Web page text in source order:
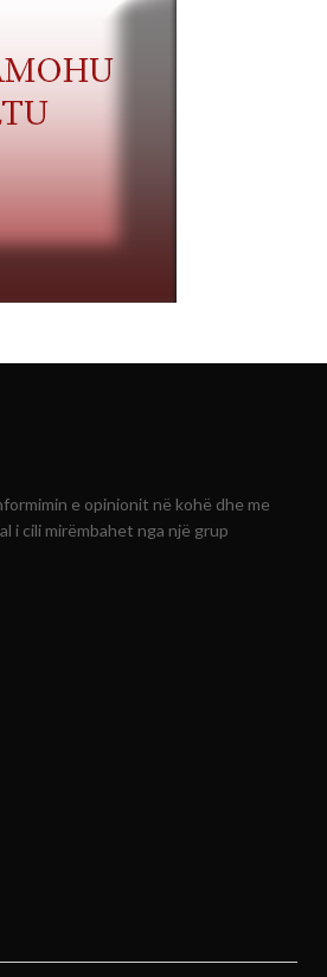
e opinionit në kohë dhe me
i cili mirëmbahet nga një grup